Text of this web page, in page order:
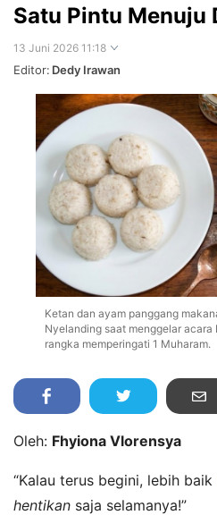
Satu Pintu Menuju
13 Juni 2026 11:18
Editor: Dedy Irawan
Ketan dan ayam panggang
Nyelanding saat menggelar
rangka memperingati 1 Muharam.
Oleh: Fhyiona Vlorensya
“Kalau terus begini, lebih baik
hentikan saja selamanya!”